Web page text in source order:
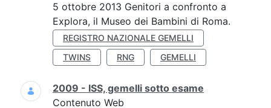
5 ottobre 2013 Genitori a confronto a
Explora, il Museo dei Bambini di Roma.
REGISTRO NAZIONALE GEMELLI
TWINS
RNG GEMELLI
2009 - ISS, gemelli sotto esame
Contenuto Web